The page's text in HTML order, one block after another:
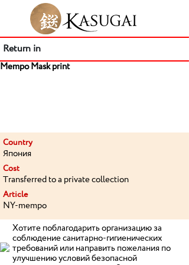
Return in
Mempo Mask print
Country
Япония
Cost
Transferred to a private collection
Article
NY-mempo
Хотите поблагодарить организацию за
соблюдение санитарно-гигиенических
требований или направить пожелания по
улучшению условий безопасной